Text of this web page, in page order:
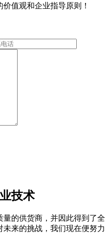
值观和企业指导原则！
技术
的供货商，并因此得到了全
来的挑战，我们现在便努力